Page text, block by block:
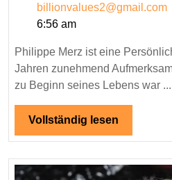
billionvalues2@gmail.com
6:56 am
Philippe Merz ist eine
Jahren zunehmend
zu Beginn seines Lebens war ...
Vollständig lesen
lesen